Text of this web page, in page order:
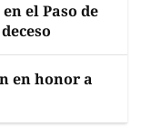
el Paso de
en honor a